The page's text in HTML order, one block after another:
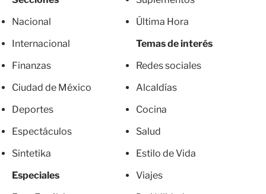
Nacional
Internacional
Finanzas
Ciudad de México
Deportes
Espectáculos
Sintetika
Especiales
Última Hora
Temas de interés
Redes sociales
Alcaldías
Cocina
Salud
Estilo de Vida
Viajes